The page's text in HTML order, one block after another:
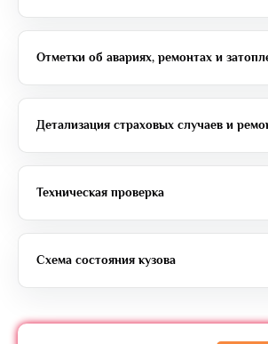
Отметки об авариях, ремонтах и
Детализация страховых случаев и
Техническая проверка
Схема состояния кузова